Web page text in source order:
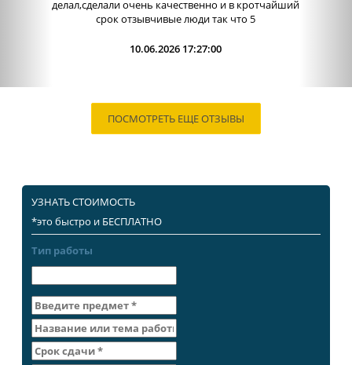
делал,сделали очень качественно и в кротчайший
срок отзывчивые люди так что 5
10.06.2026 17:27:00
ПОСМОТРЕТЬ ЕЩЕ ОТЗЫВЫ
УЗНАТЬ СТОИМОСТЬ
*это быстро и БЕСПЛАТНО
Тип работы